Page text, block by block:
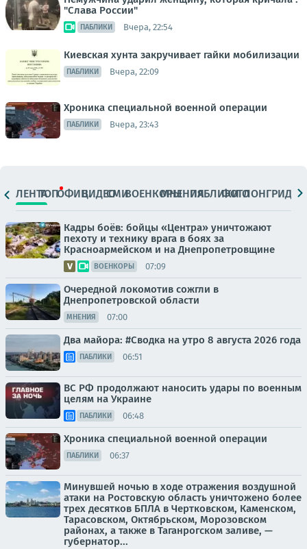
"Слава России"
ПАБЛИКИ Вчера, 22:54
Киевская хунта закручивает гайки мобилизации
ПАБЛИКИ Вчера, 22:09
Хроника специальной военной операции
ПАБЛИКИ Вчера, 23:43
ЛЕНТАТОПОФИЦ.ВИДЕОСМИВОЕНКОРЫМНЕНИЯПАБЛИКИ
ФОТОЛОНГРИДЫ
Кадры боёв: бойцы «Центра» уничтожают
пехоту и технику врага в боях за
Красноармейском и на Днепропетровщине
ВОЕНКОРЫ 07:09
Очередной локомотив сожгли в
Днепропетровской области
МНЕНИЯ 07:00
Два майора: #Сводка на утро 8 августа 2026 года
ПАБЛИКИ 06:51
ВС РФ продолжают наносить удары по военным
целям на Украине
ПАБЛИКИ 06:48
Хроника специальной военной операции
ПАБЛИКИ 06:37
Минувшей ночью в ходе отражения воздушной
атаки на Ростовскую область уничтожено более
трех десятков БПЛА в Чертковском, Каменском,
Тарасовском, Октябрьском, Морозовском
районах, а также в Таганрогском заливе, —
губернатор...